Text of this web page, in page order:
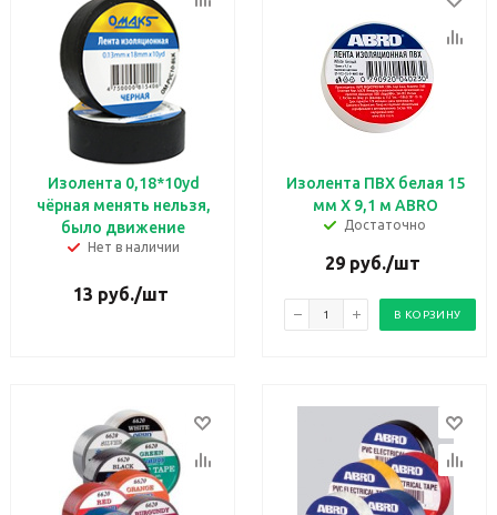
Изолента 0,18*10yd
чёрная менять нельзя,
было движение
Нет в наличии
13 руб./шт
Изолента ПВХ белая 15
мм X 9,1 м ABRO
Достаточно
29 руб./шт
В КОРЗИНУ